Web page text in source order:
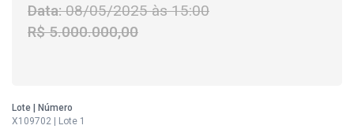
Data:08/05/2025 às 15:00
R$ 5.000.000,00
Lote | Número
X109702 | Lote 1